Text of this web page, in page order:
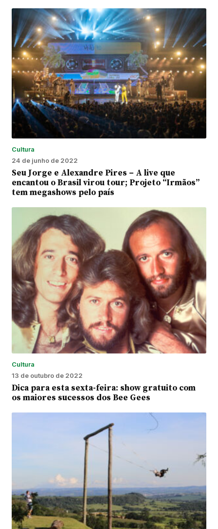
Cultura
24 de junho de 2022
Seu Jorge e Alexandre Pires – A live que
encantou o Brasil virou tour; Projeto “Irmãos”
tem megashows pelo país
Cultura
13 de outubro de 2022
Dica para esta sexta-feira: show gratuito com
os maiores sucessos dos Bee Gees